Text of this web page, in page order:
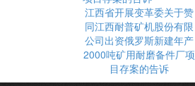
江西省开展变革委关于赞
同江西耐普矿机股份有限
公司出资俄罗斯新建年产
2000吨矿用耐磨备件厂项
目存案的告诉